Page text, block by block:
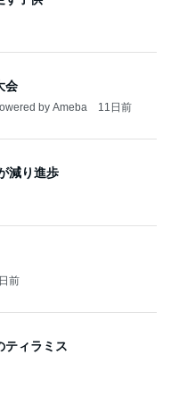
会
by Ameba 11日前
減り進歩
前
ティラミス